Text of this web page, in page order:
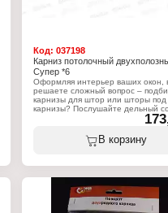
Код:037198
Карниз потолочный
Супер *6
Оформляя интерьер ваших окон,
решаете сложный вопрос –
карнизы для штор или шторы под
карнизы? Послушайте дельный
карнизы для штор необходимо
приобретать после того, как вы
определились с типом штор и их
собственным весом. Но только
известна длина карниза и
крепления от пола. Потолочный
серии "Супер", двухполозный,
профиля и комплектующих. Длина
В корзину